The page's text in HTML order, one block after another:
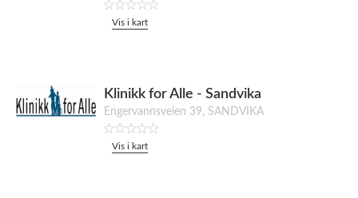
Vis i kart
Klinikk for Alle - Sandvika
Engervannsveien 39, SANDVIKA
Vis i kart